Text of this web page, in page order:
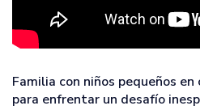
Familia con niños pequeños
para enfrentar un desafío